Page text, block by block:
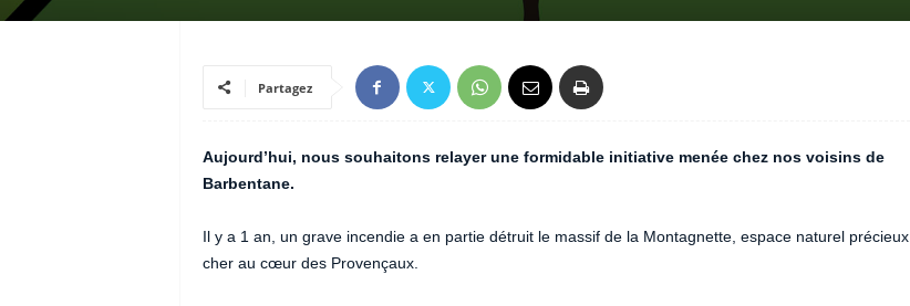
Partagez
Aujourd’hui, nous souhaitons relayer une formidable initiative menée chez nos voisins de
Barbentane.
Il y a 1 an, un grave incendie a en partie détruit le massif de la Montagnette, espace naturel précieux
cher au cœur des Provençaux.